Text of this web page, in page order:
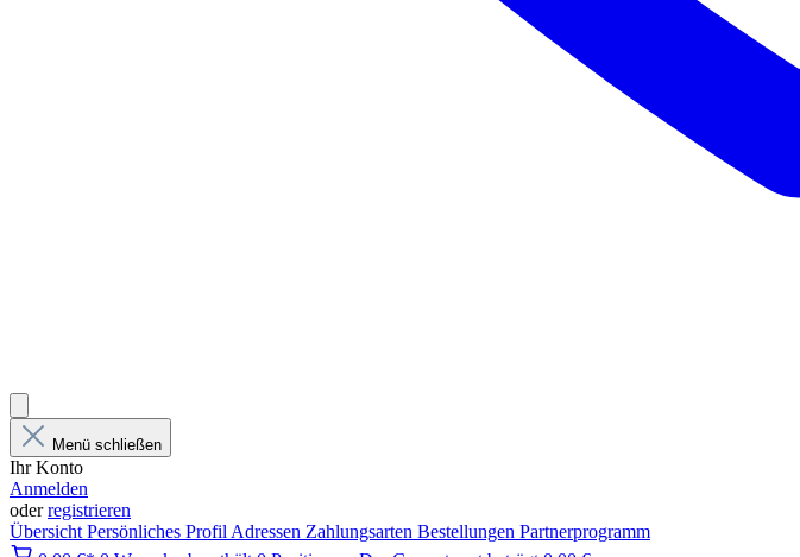
Menü schließen
Ihr Konto
Anmelden
oderregistrieren
Übersicht Persönliches Profil Adressen Zahlungsarten Bestellungen Partnerprogramm